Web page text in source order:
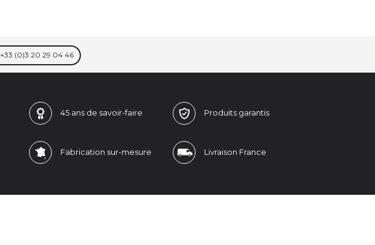
+33 (0)3 20 29 04 46
45 ans de savoir-faire Produits garantis
Fabrication sur-mesure Livraison France